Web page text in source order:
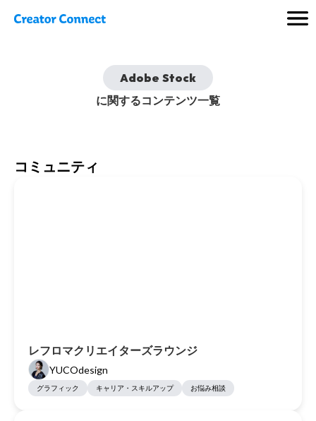
Adobe Stock
に関するコンテンツ一覧
コミュニティ
レフロマクリエイターズラウンジ
YUCOdesign
グラフィック キャリア・スキルアップ お悩み相談